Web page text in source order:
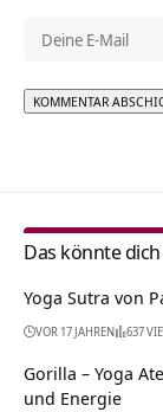
Das könnte
Yoga Sutra von
VOR 17 JAHREN 637
Gorilla – Yoga
und Energie